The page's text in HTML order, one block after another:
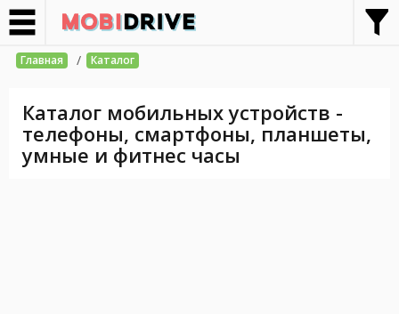
Главная / Каталог
Каталог мобильных устройств -
телефоны, смартфоны, планшеты,
умные и фитнес часы